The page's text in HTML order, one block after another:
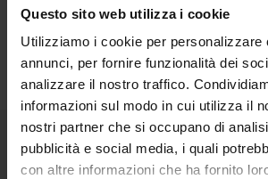
Questo sito web utilizza i cookie
Utilizziamo i cookie per personalizzare
annunci, per fornire funzionalità dei
analizzare il nostro traffico.
informazioni sul modo in cui utilizza il
nostri partner che si occupano di
pubblicità e social media, i quali
con altre informazioni che ha fornito
Continua a Leggere